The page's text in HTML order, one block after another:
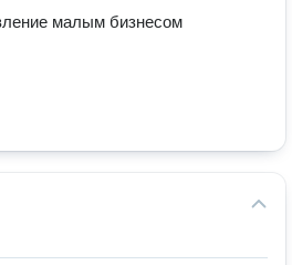
малым бизнесом